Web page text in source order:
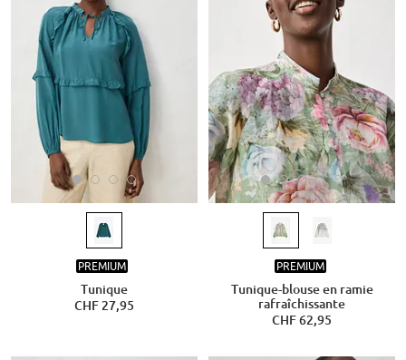
PREMIUM
Tunique
CHF 27,95
PREMIUM
Tunique-blouse en ramie
rafraîchissante
CHF 62,95